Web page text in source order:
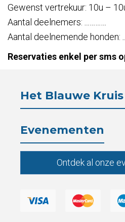
Gewenst vertrekuur: 10u –
Aantal deelnemers:
Aantal deelnemende honden:
Reservaties enkel per sms
Het Blauwe
Evenementen
Ontdek al onze